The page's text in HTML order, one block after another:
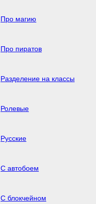
Про магию
Про пиратов
Разделение на классы
Ролевые
Русские
С автобоем
С блокчейном